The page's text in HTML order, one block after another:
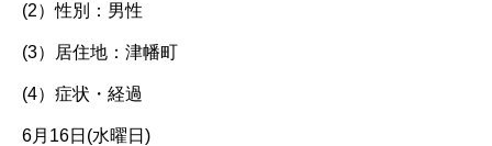
(2）性別：男性
(3）居住地：津幡町
(4）症状・経過
6月16日(水曜日)